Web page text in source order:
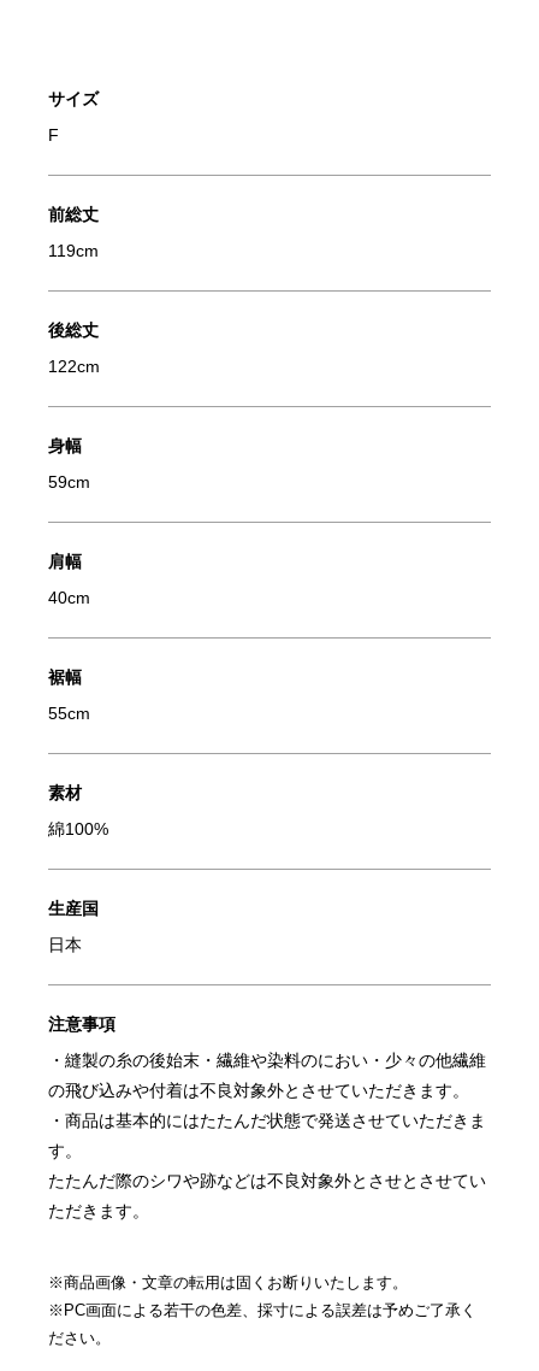
サイズ
F
前総丈
119cm
後総丈
122cm
身幅
59cm
肩幅
40cm
裾幅
55cm
素材
綿100%
生産国
日本
注意事項
・縫製の糸の後始末・繊維や染料のにおい・少々の他繊維
の飛び込みや付着は不良対象外とさせていただきます。
・商品は基本的にはたたんだ状態で発送させていただきま
す。
たたんだ際のシワや跡などは不良対象外とさせとさせてい
ただきます。
※商品画像・文章の転用は固くお断りいたします。
※PC画面による若干の色差、採寸による誤差は予めご了承く
ださい。